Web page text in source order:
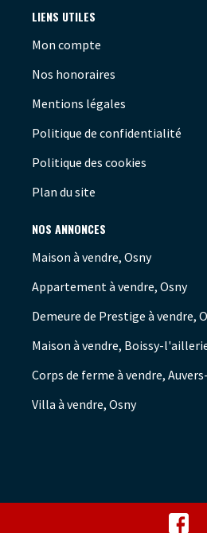
LIENS UTILES
Mon compte
Nos honoraires
Mentions légales
Politique de confidentialité
Politique des cookies
Plan du site
NOS ANNONCES
Maison à vendre, Osny
Appartement à vendre, Osny
Demeure de Prestige à vendre,
Maison à vendre, Boissy-
Corps de ferme à vendre,
Villa à vendre, Osny